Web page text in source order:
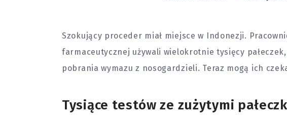
Szokujący proceder miał miejsce w Indonezji.
farmaceutycznej używali wielokrotnie tysięcy
pobrania wymazu z nosogardzieli. Teraz mogą ich
Tysiące testów ze zużytymi